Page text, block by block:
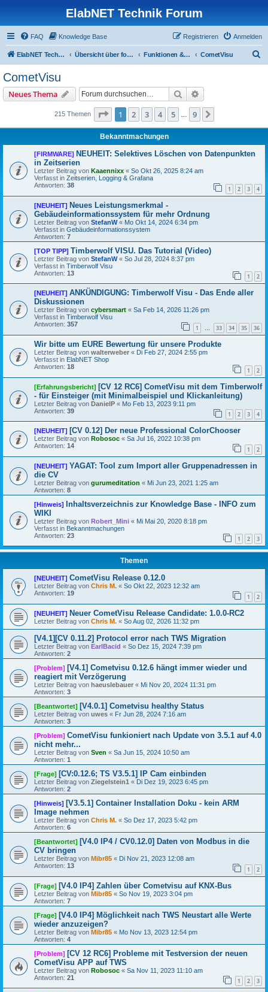
ElabNET Technik Forum
FAQ Knowledge Base Anmelden
Registrieren
ElabNET Technik Forum Übersicht über forum.timberwolf.io Funktionen & Leistungsmerkmale CometVisu
CometVisu
Neues Thema Suche
215 Themen Seite 1von
1 2 3 4 5 9
Bekanntmachungen
[FIRMWARE] NEUHEIT: Selektives Löschen von Datenpunkten
in Zeitserien
Letzter Beitrag von Kaaennixx « So Okt 26, 2025 8:24 am
Verfasst in Zeitserien, Logging & Grafana
Antworten: 38 1 2 3 4
[NEUHEIT] Neues Leistungsmerkmal -
Gebäudeinformationssystem für mehr Ordnung
Letzter Beitrag von StefanW« Mo Okt 14, 2024 6:34 pm
Verfasst in Gebäudeinformationssystem
Antworten: 7
[TOP TIPP] Timberwolf VISU. Das Tutorial (Video)
Letzter Beitrag von StefanW« So Jul 28, 2024 8:37 pm
Verfasst in Timberwolf Visu
Antworten: 13 1 2
[NEUHEIT] ANKÜNDIGUNG: Timberwolf Visu - Das Ende aller
Diskussionen
Letzter Beitrag von cybersmart « Sa Feb 14, 2026 11:26 pm
Verfasst in Timberwolf Visu
Antworten: 357 1 … 33 34 35 36
Wir bitte um EURE Bewertung für unsere Produkte
Letzter Beitrag von walterweber « Di Feb 27, 2024 2:55 pm
Verfasst in ElabNET Shop
Antworten: 18 1 2
[Erfahrungsbericht] [CV 12 RC6] CometVisu mit dem Timberwolf
- für Einsteiger (mit Minimalbeispiel und Klickanleitung)
Letzter Beitrag von DanielP « Mo Feb 13, 2023 9:11 pm
Antworten: 39 1 2 3 4
[NEUHEIT] [CV 0.12] Der neue Professional ColorChooser
Letzter Beitrag von Robosoc « Sa Jul 16, 2022 10:38 pm
Antworten: 14 1 2
[NEUHEIT] YAGAT: Tool zum Import aller Gruppenadressen in
die CV
Letzter Beitrag von gurumeditation « Mi Jun 23, 2021 1:25 am
Antworten: 8
[Hinweis]
Inhaltsverzeichnis zur Knowledge Base - INFO zum
WIKI
Letzter Beitrag von Robert_Mini « Mi Mai 20, 2020 8:18 pm
Verfasst in Bekanntmachungen
Antworten: 23 1 2 3
Themen
[NEUHEIT] CometVisu Release 0.12.0
Letzter Beitrag von Chris M. « So Okt 22, 2023 12:32 am
Antworten: 19 1 2
[NEUHEIT] Neuer CometVisu Release Candidate: 1.0.0-RC2
Letzter Beitrag von Chris M. « So Aug 02, 2026 11:32 pm
[V4.1][CV 0.11.2] Protocol error nach TWS Migration
Letzter Beitrag von EarlBacid « So Dez 15, 2024 7:39 pm
Antworten: 2
[Problem] [V4.1] Cometvisu 0.12.6 hängt immer wieder und
reagiert mit Verzögerung
Letzter Beitrag von haeuslebauer « Mi Nov 20, 2024 11:31 pm
Antworten: 3
[Beantwortet] [V4.0.1] Cometvisu healthy Status
Letzter Beitrag von uwes « Fr Jun 28, 2024 7:16 am
Antworten: 3
[Problem] CometVisu funkioniert nach Update von 3.5.1 auf 4.0
nicht mehr...
Letzter Beitrag von Sven « Sa Jun 15, 2024 10:50 am
Antworten: 1
[Frage] [CV:0.12.6; TS V3.5.1] IP Cam einbinden
Letzter Beitrag von Ziegelstein1 « Di Dez 19, 2023 6:45 pm
Antworten: 2
[Hinweis] [V3.5.1] Container Installation Doku - kein ARM
Image nehmen
Letzter Beitrag von Chris M. « So Dez 17, 2023 5:42 pm
Antworten: 6
[Beantwortet] [V4.0 IP4 / CV0.12.0] Daten von Modbus in die
CV bringen
Letzter Beitrag von Mibr85 « Di Nov 21, 2023 12:08 am
Antworten: 13 1 2
[Frage] [V4.0 IP4] Zahlen über Cometvisu auf KNX-Bus
Letzter Beitrag von Mibr85 « So Nov 19, 2023 3:04 pm
Antworten: 7
[Frage] [V4.0 IP4] Möglichkeit nach TWS Neustart alle Werte
wieder anzuzeigen?
Letzter Beitrag von Mibr85 « Mo Nov 13, 2023 12:54 pm
Antworten: 4
[Problem] [CV 12 RC6] Probleme mit Testversion der neuen
CometVisu APP auf TWS
Letzter Beitrag von Robosoc « Sa Nov 11, 2023 11:10 am
Antworten: 21 1 2 3